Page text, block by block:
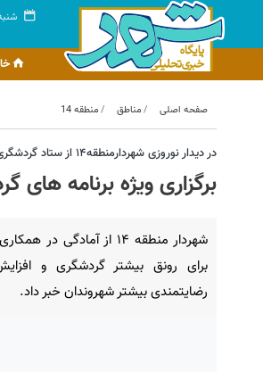
شنبه ۱۷ مرداد
صفحه اصلی مناطق منطقه 14
در دیدار نوروزی شهردارمنطقه۱۴ از ستاد گردشگری پایتخت مطرح شد
برگزاری ویژه برنامه
شهردار منطقه ۱۴ از
برای رونق بیشتر گردشگری و
رضایتمندی بیشتر شهروندان خبر داد.